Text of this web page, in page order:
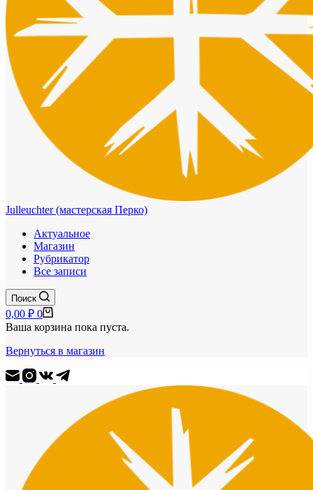
Julleuchter (мастерская Перко)
Актуальное
Магазин
Рубрикатор
Все записи
Поиск
Корзина
0,00 ₽ 0
Ваша корзина пока пуста.
Вернуться в магазин